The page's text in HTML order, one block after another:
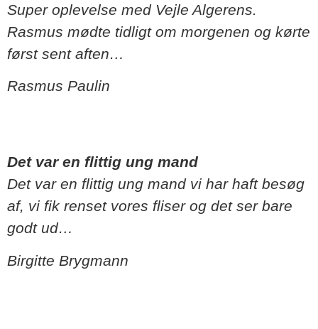
Super oplevelse med Vejle Algerens.
Rasmus mødte tidligt om morgenen og kørte
først sent aften…
Rasmus Paulin
Det var en flittig ung mand
Det var en flittig ung mand vi har haft besøg
af, vi fik renset vores fliser og det ser bare
godt ud…
Birgitte Brygmann